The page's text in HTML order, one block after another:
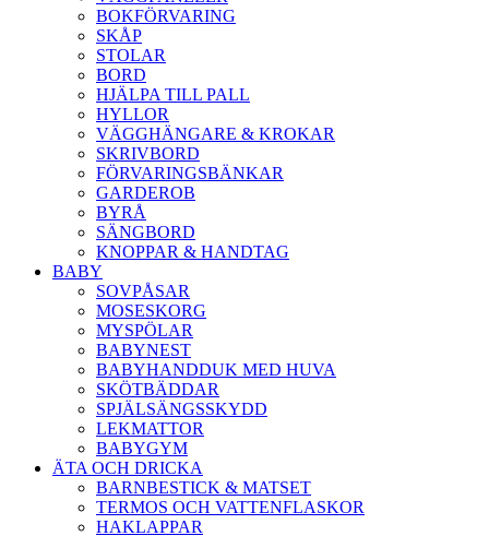
BOKFÖRVARING
SKÅP
STOLAR
BORD
HJÄLPA TILL PALL
HYLLOR
VÄGGHÄNGARE & KROKAR
SKRIVBORD
FÖRVARINGSBÄNKAR
GARDEROB
BYRÅ
SÄNGBORD
KNOPPAR & HANDTAG
BABY
SOVPÅSAR
MOSESKORG
MYSPÖLAR
BABYNEST
BABYHANDDUK MED HUVA
SKÖTBÄDDAR
SPJÄLSÄNGSSKYDD
LEKMATTOR
BABYGYM
ÄTA OCH DRICKA
BARNBESTICK & MATSET
TERMOS OCH VATTENFLASKOR
HAKLAPPAR